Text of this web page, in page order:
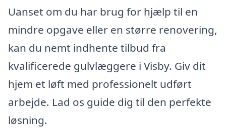
Uanset om du har brug for hjælp til en
mindre opgave eller en større renovering,
kan du nemt indhente tilbud fra
kvalificerede gulvlæggere i Visby. Giv dit
hjem et løft med professionelt udført
arbejde. Lad os guide dig til den perfekte
løsning.